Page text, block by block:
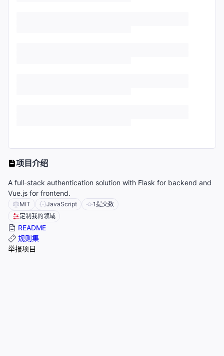
项目介绍
A full-stack authentication solution with Flask for backend and
Vue.js for frontend.
MIT JavaScript 1提交数
定制我的领域
README
规则集
举报项目